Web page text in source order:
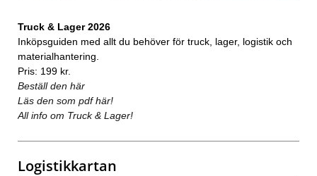
Truck & Lager 2026
Inköpsguiden med allt du behöver för truck, lager, logistik och
materialhantering.
Pris: 199 kr.
Beställ den här
Läs den som pdf här!
All info om Truck & Lager!
Logistikkartan